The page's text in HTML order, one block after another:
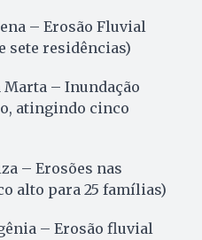
– Erosão Fluvial
sete residências)
Marta – Inundação
atingindo cinco
– Erosões nas
alto para 25 famílias)
– Erosão fluvial